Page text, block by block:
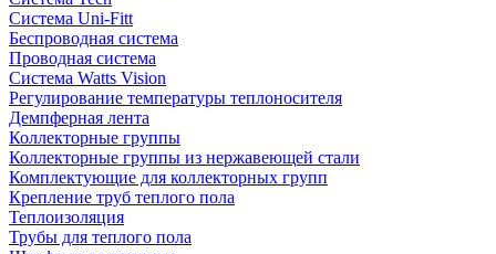
Система Uni-Fitt
Беспроводная система
Проводная система
Система Watts Vision
Регулирование температуры теплоносителя
Демпферная лента
Коллекторные группы
Коллекторные группы из нержавеющей стали
Комплектующие для коллекторных групп
Крепление труб теплого пола
Теплоизоляция
Трубы для теплого пола